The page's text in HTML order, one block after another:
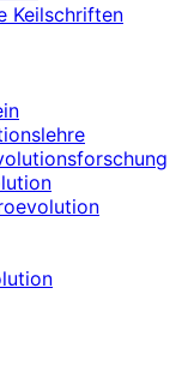
Keilschriften